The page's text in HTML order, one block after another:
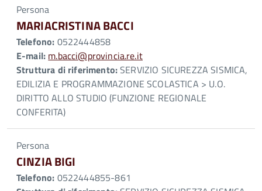
Persona
MARIACRISTINA BACCI
Telefono: 0522444858
E-mail: m.bacci@provincia.re.it
Struttura di riferimento:SERVIZIO SICUREZZA SISMICA,
EDILIZIA E PROGRAMMAZIONE SCOLASTICA > U.O.
DIRITTO ALLO STUDIO (FUNZIONE REGIONALE
CONFERITA)
Persona
CINZIA BIGI
Telefono: 0522444855-861